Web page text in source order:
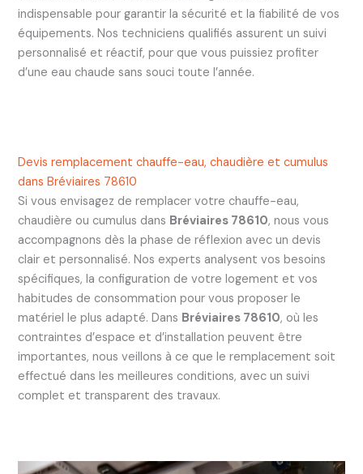
indispensable pour garantir la sécurité et la fiabilité de vos
équipements. Nos techniciens qualifiés assurent un suivi
personnalisé et réactif, pour que vous puissiez profiter
d’une eau chaude sans souci toute l’année.
Devis remplacement chauffe-eau, chaudière et cumulus
dans Bréviaires 78610
Si vous envisagez de remplacer votre chauffe-eau,
chaudière ou cumulus dans Bréviaires 78610, nous vous
accompagnons dès la phase de réflexion avec un devis
clair et personnalisé. Nos experts analysent vos besoins
spécifiques, la configuration de votre logement et vos
habitudes de consommation pour vous proposer le
matériel le plus adapté. Dans Bréviaires 78610, où les
contraintes d’espace et d’installation peuvent être
importantes, nous veillons à ce que le remplacement soit
effectué dans les meilleures conditions, avec un suivi
complet et transparent des travaux.